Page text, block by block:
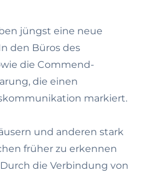
jüngst eine neue
den Büros des
die Commend-
die einen
markiert.
und anderen stark
früher zu erkennen
die Verbindung von